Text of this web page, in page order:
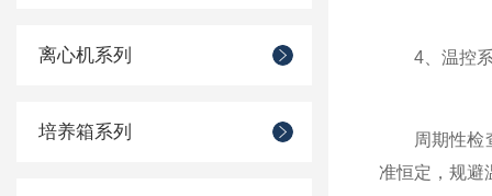
离心机系列
培养箱系列
4、温控系
周期性检查
准恒定，规避